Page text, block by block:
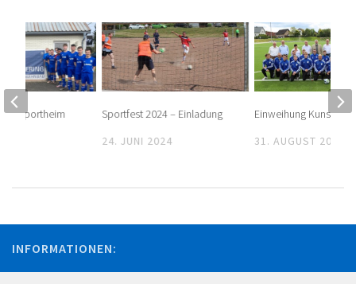
Sportfest 2024 – Einladung
24. JUNI 2024
Einweihung
31. AUGUST 2025
Sportheim
INFORMATIONEN: